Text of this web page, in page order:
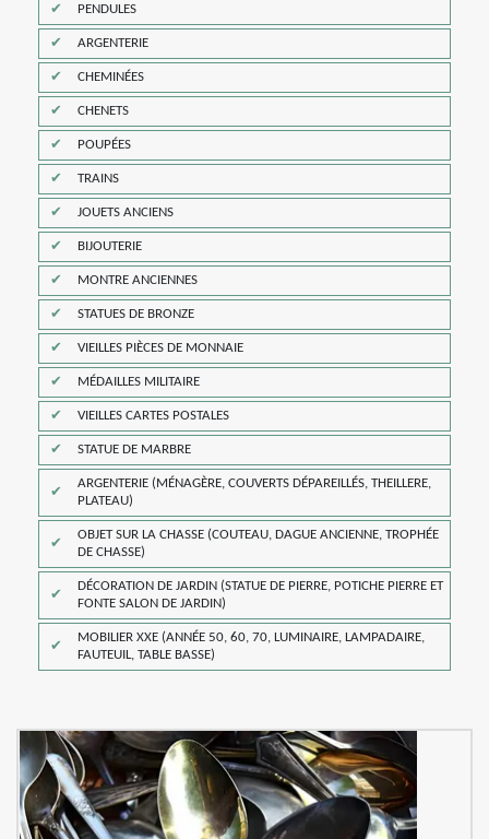
PENDULES
ARGENTERIE
CHEMINÉES
CHENETS
POUPÉES
TRAINS
JOUETS ANCIENS
BIJOUTERIE
MONTRE ANCIENNES
STATUES DE BRONZE
VIEILLES PIÈCES DE MONNAIE
MÉDAILLES MILITAIRE
VIEILLES CARTES POSTALES
STATUE DE MARBRE
ARGENTERIE (MÉNAGÈRE, COUVERTS DÉPAREILLÉS, THEILLERE,
PLATEAU)
OBJET SUR LA CHASSE (COUTEAU, DAGUE ANCIENNE, TROPHÉE
DE CHASSE)
DÉCORATION DE JARDIN (STATUE DE PIERRE, POTICHE PIERRE ET
FONTE SALON DE JARDIN)
MOBILIER XXE (ANNÉE 50, 60, 70, LUMINAIRE, LAMPADAIRE,
FAUTEUIL, TABLE BASSE)